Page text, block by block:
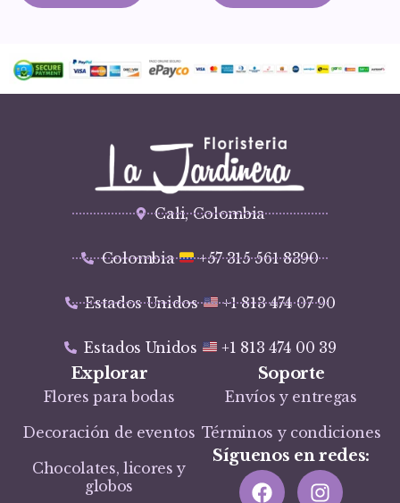
Cali, Colombia
Colombia +57 315 561 8390
Estados Unidos +1 813 474 07 90
Estados Unidos +1 813 474 00 39
Explorar
Flores para bodas
Decoración de eventos
Chocolates, licores y
globos
Soporte
Envíos y entregas
Términos y condiciones
Síguenos en redes: